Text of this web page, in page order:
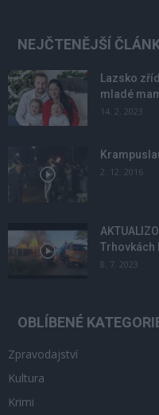
NEJČTENĚJŠÍ
Lazsko
mladé
14. 2. 2023
2. 12. 2016
Trhovkách
8. 7. 2023
OBLÍBENÉ
Zpravodajství
Kultura
Krimi